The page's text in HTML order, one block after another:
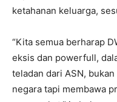
ketahanan keluarga,
“Kita semua berharap
eksis dan powerfull,
teladan dari ASN,
negara tapi membawa